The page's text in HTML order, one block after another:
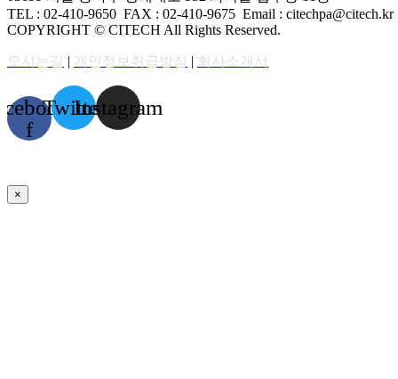
TEL : 02-410-9650 FAX : 02-410-9675 Email : citechpa@citech.kr
COPYRIGHT © CITECH All Rights Reserved.
오시는길 | 개인정보취급방침 | 회사소개서
f
TwitterInstagram
×